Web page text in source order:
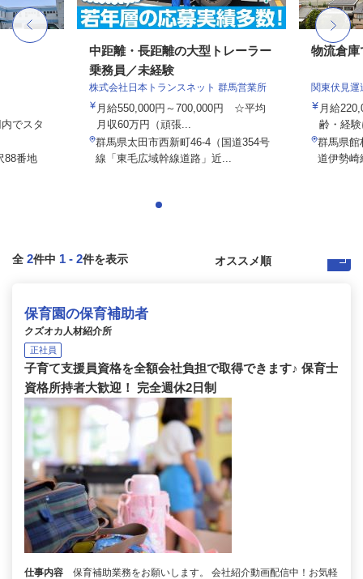
でスタ
88番地
中距離・長距離の大型トレーラー
乗務員／未経験
株式会社日本トランスネット 群馬営業所
月給550,000円～700,000円 ☆平均
月収60万円（頑張...
群馬県太田市西新町46-4（国道354号
線「東毛広域幹線道路」近...
物流倉庫
関東伏見運
月給
齢・経
群馬県館
道伊勢崎
全 2件中 1 - 2件を表示
保育園の保育補助者
クズオカ人材紹介所
正社員
子育て支援員資格を全額会社負担で取得できます♪ 保育士
資格所持者大歓迎！ 完全週休2日制
仕事内容
保育補助業務をお願いします。 会社紹介動画配信中！お気軽